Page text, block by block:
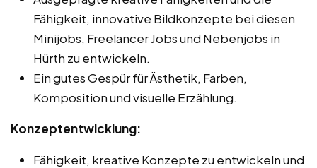
Fähigkeit, innovative Bildkonzepte bei diesen
Minijobs, Freelancer Jobs und Nebenjobs in
Hürth zu entwickeln.
Ein gutes Gespür für Ästhetik, Farben,
Komposition und visuelle Erzählung.
Konzeptentwicklung:
Fähigkeit, kreative Konzepte zu entwickeln und